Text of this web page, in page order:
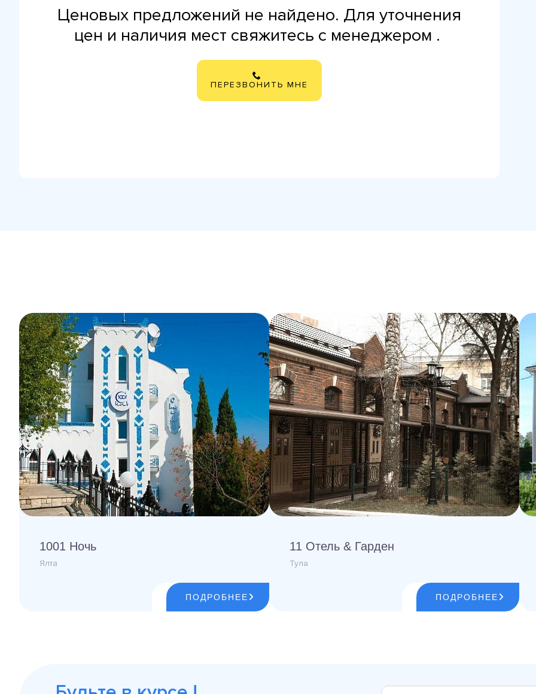
Ценовых предложений не найдено. Для уточнения
цен и наличия мест свяжитесь с менеджером .
ПЕРЕЗВОНИТЬ МНЕ
1001 Ночь
Ялта
ПОДРОБНЕЕ
11 Отель & Гарден
Тула
ПОДРОБНЕЕ